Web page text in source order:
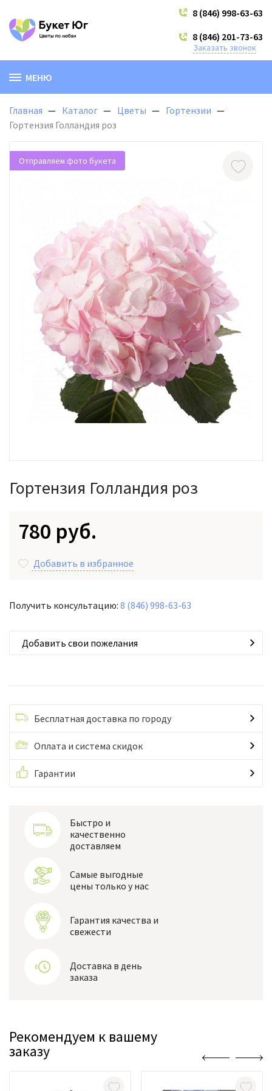
8 (846) 998-63-63
8 (846) 201-73-63
Заказать звонок
МЕНЮ
Главная Каталог Цветы
Гортензии
Гортензия Голландия роз
Отправляем фото букета
Гортензия Голландия роз
780 руб.
Добавить в избранное
Получить консультацию: 8 (846) 998-63-63
Добавить свои пожелания
Бесплатная доставка по городу
Оплата и система скидок
Гарантии
Быстро и
качественно
доставляем
Самые выгодные
цены только у нас
Гарантия качества и
свежести
Доставка в день
заказа
Рекомендуем к вашему
заказу